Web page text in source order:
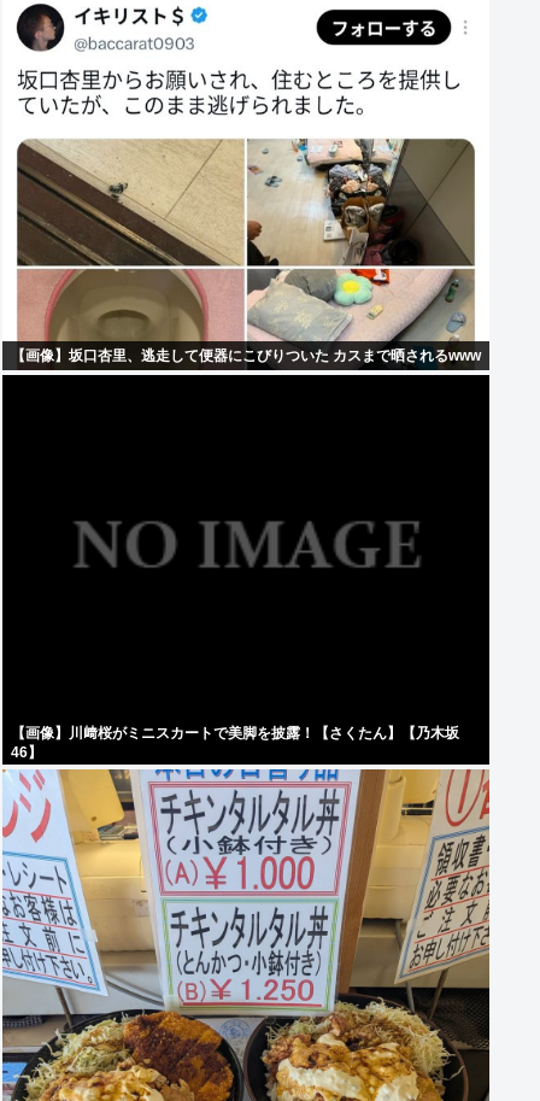
【画像】坂口杏里、逃走して便器にこびりついた カスまで晒されるwww
【画像】川﨑桜がミニスカートで美脚を披露！【さくたん】【乃木坂
46】